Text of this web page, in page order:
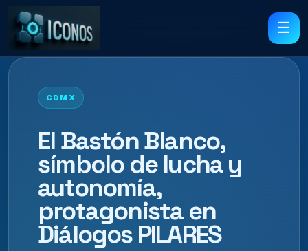
☰
CDMX
El Bastón Blanco,
símbolo de lucha y
autonomía,
protagonista en
Diálogos PILARES